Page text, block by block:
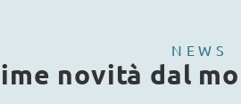
NEWS
novità dal